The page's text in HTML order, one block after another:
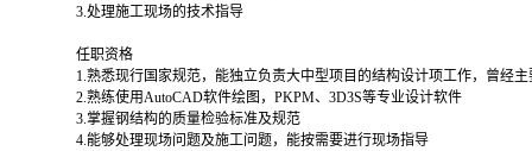
3.处理施工现场的技术指导
任职资格
1.熟悉现行国家规范，能独立负责大中型项目的结构设计项工作，曾经
2.熟练使用AutoCAD软件绘图，PKPM、3D3S等专业设计软件
3.掌握钢结构的质量检验标准及规范
4.能够处理现场问题及施工问题，能按需要进行现场指导